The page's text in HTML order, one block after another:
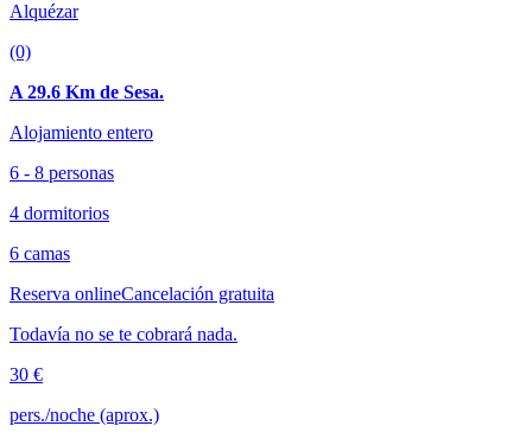
Alquézar
(0)
A 29.6 Km de Sesa.
Alojamiento entero
6 - 8 personas
4 dormitorios
6 camas
Reserva onlineCancelación gratuita
Todavía no se te cobrará nada.
30 €
pers./noche (aprox.)